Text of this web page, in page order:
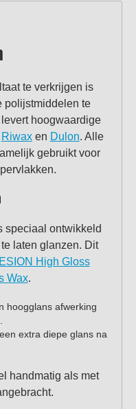
te verkrijgen is
polijstmiddelen te
hoogwaardige
Riwaxen Dulon. Alle
gebruikt voor
speciaal ontwikkeld
laten glanzen. Dit
High Gloss
Wax.
hoogglans afwerking
extra diepe glans na
handmatig als met